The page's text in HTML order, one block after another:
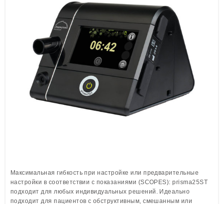
Löwenstein Medical Manufacturing
Löwenstein Medical Technology
Löwenstein Medical Innovation
Максимальная гибкость при настройке или предварительные
настройки в соответствии с показаниями (SCOPES): prisma25ST
подходит для любых индивидуальных решений. Идеально
подходит для пациентов с обструктивным, смешанным или